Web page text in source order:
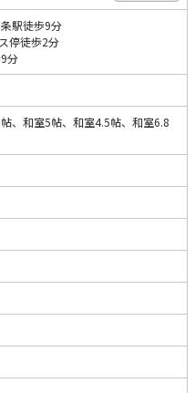
駅徒歩9分
停徒歩2分
分
、和室5帖、和室4.5帖、和室6.8